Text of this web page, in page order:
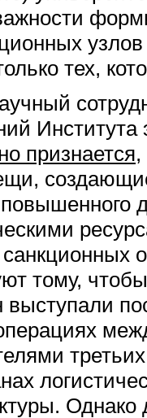
тех,
признается,
санкционных
тому,
выступали
Однако